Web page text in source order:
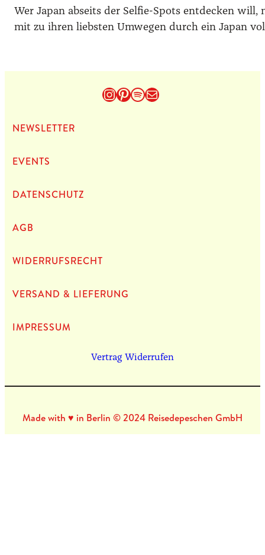
Wer Japan abseits der Selfie-Spots entdecken
mit zu ihren liebsten Umwegen durch ein Japan
Instagram
Pinterest
Spotify
E-Mail
NEWS­LET­TER
EVENTS
DATEN­SCHUTZ
AGB
WIDERRUFSRECHT
VERSAND & LIEFERUNG
IMPRES­SUM
Vertrag Widerrufen
Made with ♥ in Berlin © 2024 Reisedepeschen GmbH